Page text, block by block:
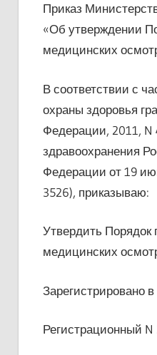
Приказ
«Об утверждении
медицинских
В соответствии с
охраны здоровья
Федерации, 2011, N
здравоохранения
Федерации от 19
3526), приказываю:
Утвердить
медицинских
Зарегистрировано
Регистрационный